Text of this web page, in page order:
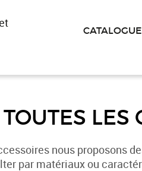
CATALOGUE
TOUTES LES
nous proposons
par matériaux ou